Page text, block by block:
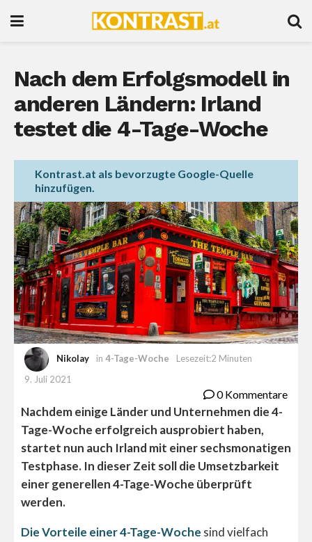
Nach dem Erfolgsmodell in
anderen Ländern: Irland
testet die 4-Tage-Woche
Kontrast.at als bevorzugte Google-Quelle
hinzufügen.
Nikolay in 4-Tage-Woche
Lesezeit:2 Minuten
9. Juli 2021
0 Kommentare
Nachdem einige Länder und Unternehmen die 4-
Tage-Woche erfolgreich ausprobiert haben,
startet nun auch Irland mit einer sechsmonatigen
Testphase. In dieser Zeit soll die Umsetzbarkeit
einer generellen 4-Tage-Woche überprüft
werden.
Die Vorteile einer 4-Tage-Woche sind vielfach